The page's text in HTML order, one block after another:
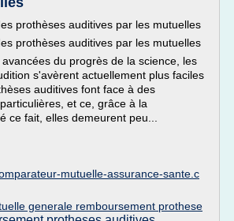
prothèses auditives par les mutuelles
prothèses auditives par les mutuelles
du progrès de la science, les
s'avèrent actuellement plus faciles
auditives font face à des
et ce, grâce à la
ce fait, elles demeurent peu...
mutuelle-assurance-sante.c
generale remboursement prothese